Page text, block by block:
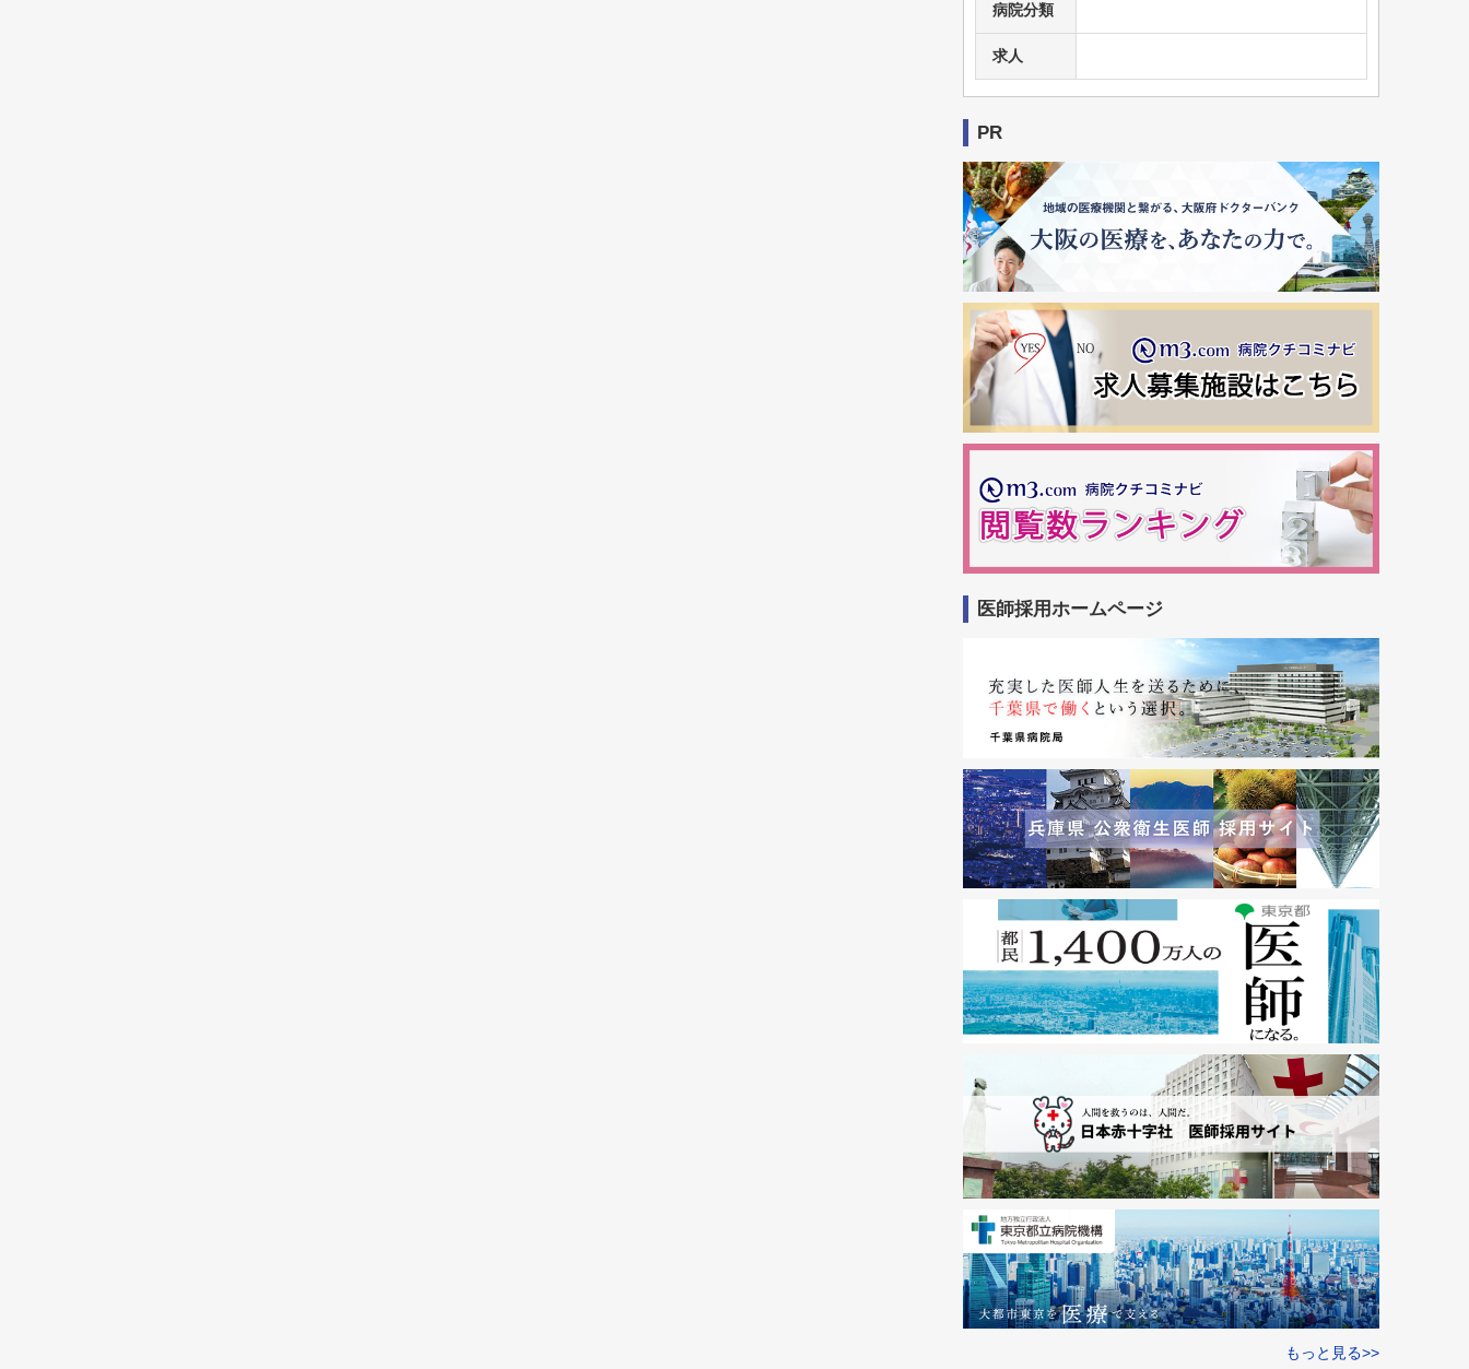
病院分類
求人
PR
医師採用ホームページ
もっと見る>>